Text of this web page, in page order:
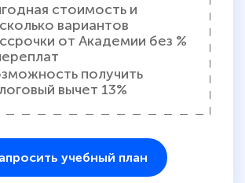
стоимость и
вариантов
от Академии без %
получить
вычет 13%
учебный план